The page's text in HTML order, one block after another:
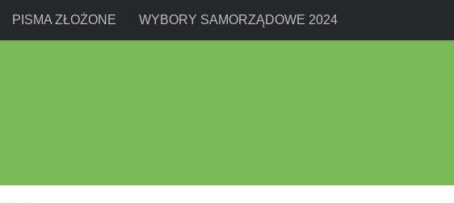
PISMA ZŁOŻONE WYBORY SAMORZĄDOWE 2024